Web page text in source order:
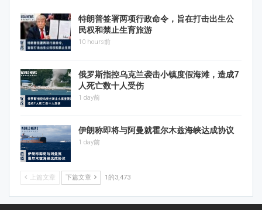
特朗普签署两项行政命令，旨在打击出生公
民权和禁止生育旅游
10 hours前
俄罗斯指控乌克兰袭击小镇度假海滩，造成7
人死亡数十人受伤
1 day前
伊朗称即将与阿曼就霍尔木兹海峡达成协议
1 day前
上篇文章 下篇文章 1的3,473